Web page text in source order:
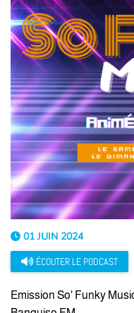
01 JUIN 2024
ÉCOUTER LE PODCAST
Emission So' Funky